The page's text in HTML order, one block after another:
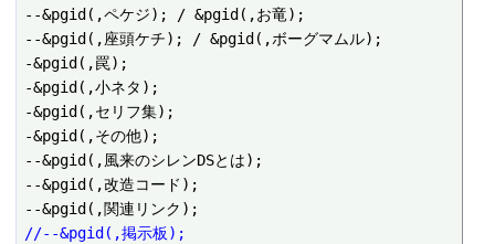
--&pgid(,ペケジ); / &pgid(,お竜);
--&pgid(,座頭ケチ); / &pgid(,ボーグマムル);
-&pgid(,罠);
-&pgid(,小ネタ);
-&pgid(,セリフ集);
-&pgid(,その他);
--&pgid(,風来のシレンDSとは);
--&pgid(,改造コード);
//--&pgid(,掲示板);